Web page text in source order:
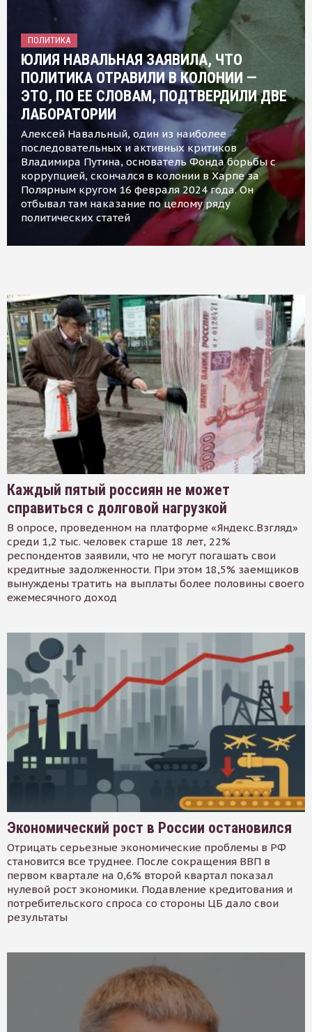
ПОЛИТИКА
ЮЛИЯ НАВАЛЬНАЯ ЗАЯВИЛА, ЧТО
ПОЛИТИКА ОТРАВИЛИ В КОЛОНИИ —
ЭТО, ПО ЕЕ СЛОВАМ, ПОДТВЕРДИЛИ ДВЕ
ЛАБОРАТОРИИ
Алексей Навальный, один из наиболее
последовательных и активных критиков
Владимира Путина, основатель Фонда борьбы с
коррупцией, скончался в колонии в Харпе за
Полярным кругом 16 февраля 2024 года. Он
отбывал там наказание по целому ряду
политических статей
Каждый пятый россиян не может
справиться с долговой нагрузкой
В опросе, проведенном на платформе «Яндекс.Взгляд»
среди 1,2 тыс. человек старше 18 лет, 22%
респондентов заявили, что не могут погашать свои
кредитные задолженности. При этом 18,5% заемщиков
вынуждены тратить на выплаты более половины своего
ежемесячного доход
Экономический рост в России остановился
Отрицать серьезные экономические проблемы в РФ
становится все труднее. После сокращения ВВП в
первом квартале на 0,6% второй квартал показал
нулевой рост экономики. Подавление кредитования и
потребительского спроса со стороны ЦБ дало свои
результаты